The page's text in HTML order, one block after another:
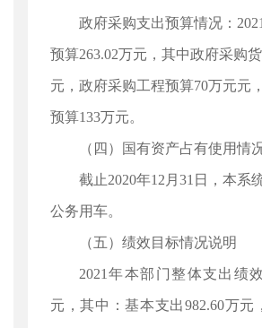
政府采购支出预算情况：
预算263.02万元，其中政府采购
元，政府采购工程预算70万元元
预算133万元。
（四）国有资产占有使用情
截止2020年12月31日，本系
公务用车。
（五）绩效目标情况说明
2021年本部门整体支出绩
元，其中：基本支出982.60万元